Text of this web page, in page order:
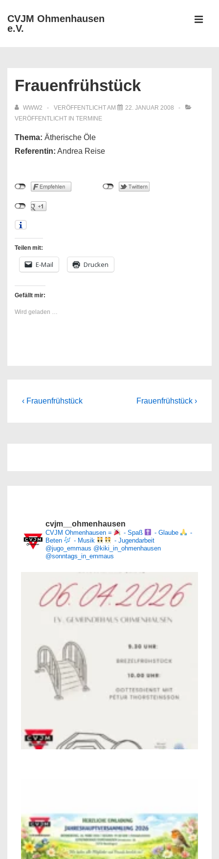
Zum
Inhalt
CVJM Ohmenhausen
e.V.
Frauenfrühstück
WWW2 VERÖFFENTLICHT AM
22. JANUAR 2008
VERÖFFENTLICHT IN TERMINE
Thema: Ätherische Öle
Referentin: Andrea Reise
Teilen mit:
E-Mail Drucken
Gefällt mir:
Wird geladen …
Beitragsnavigation
Previous
‹ Frauenfrühstück
Next
Frauenfrühstück ›
cvjm__ohmenhausen
CVJM Ohmenhausen = - Spaß - Glaube
-
Beten
- Musik
- Jugendarbeit
@jugo_emmaus @kiki_in_ohmenhausen
@sonntags_in_emmaus